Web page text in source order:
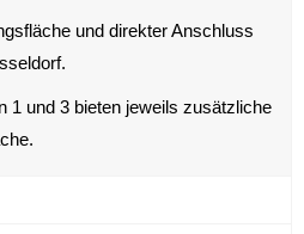
und direkter Anschluss
1 und 3 bieten jeweils zusätzliche